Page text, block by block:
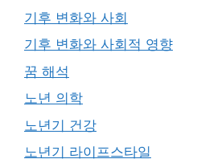
기후 변화와 사회
기후 변화와 사회적 영향
꿈 해석
노년 의학
노년기 건강
노년기 라이프스타일